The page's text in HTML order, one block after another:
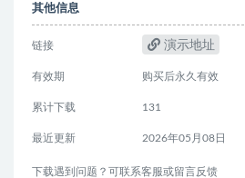
其他信息
链接 演示地址
有效期 购买后永久有效
累计下载 131
最近更新 2026年05月08日
下载遇到问题？可联系客服或留言反馈